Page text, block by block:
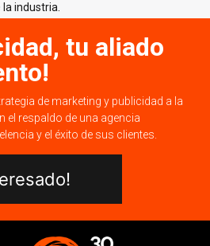
industria.
tu aliado
de marketing y publicidad a la
el respaldo de una agencia
y el éxito de sus clientes.